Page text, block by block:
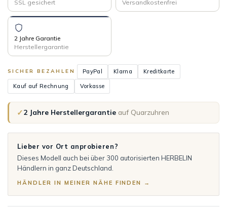
SSL gesichert
Versandkostenfrei
2 Jahre Garantie
Herstellergarantie
SICHER BEZAHLEN PayPal Klarna Kreditkarte
Kauf auf Rechnung Vorkasse
✓2 Jahre Herstellergarantie auf Quarzuhren
Lieber vor Ort anprobieren?
Dieses Modell auch bei über 300 autorisierten HERBELIN
Händlern in ganz Deutschland.
HÄNDLER IN MEINER NÄHE FINDEN →